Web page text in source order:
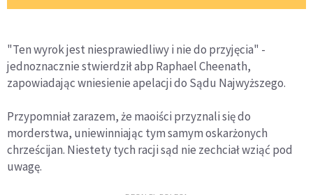
"Ten wyrok jest niesprawiedliwy i nie do przyjęcia" -
jednoznacznie stwierdził abp Raphael Cheenath,
zapowiadając wniesienie apelacji do Sądu Najwyższego.
Przypomniał zarazem, że maoiści przyznali się do
morderstwa, uniewinniając tym samym oskarżonych
chrześcijan. Niestety tych racji sąd nie zechciał wziąć pod
uwagę.